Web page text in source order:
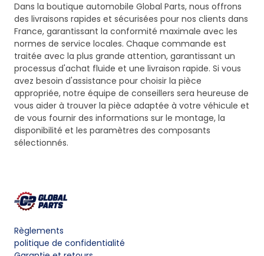
Dans la boutique automobile Global Parts, nous offrons
des livraisons rapides et sécurisées pour nos clients dans
France, garantissant la conformité maximale avec les
normes de service locales. Chaque commande est
traitée avec la plus grande attention, garantissant un
processus d'achat fluide et une livraison rapide. Si vous
avez besoin d'assistance pour choisir la pièce
appropriée, notre équipe de conseillers sera heureuse de
vous aider à trouver la pièce adaptée à votre véhicule et
de vous fournir des informations sur le montage, la
disponibilité et les paramètres des composants
sélectionnés.
Règlements
politique de confidentialité